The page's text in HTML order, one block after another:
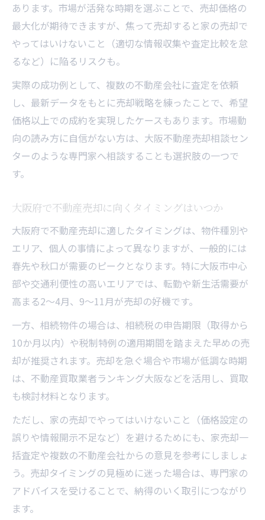
あります。市場が活発な時期を選ぶことで、売却価格の
最大化が期待できますが、焦って売却すると家の売却で
やってはいけないこと（適切な情報収集や査定比較を怠
るなど）に陥るリスクも。
実際の成功例として、複数の不動産会社に査定を依頼
し、最新データをもとに売却戦略を練ったことで、希望
価格以上での成約を実現したケースもあります。市場動
向の読み方に自信がない方は、大阪不動産売却相談セン
ターのような専門家へ相談することも選択肢の一つで
す。
大阪府で不動産売却に向くタイミングはいつか
大阪府で不動産売却に適したタイミングは、物件種別や
エリア、個人の事情によって異なりますが、一般的には
春先や秋口が需要のピークとなります。特に大阪市中心
部や交通利便性の高いエリアでは、転勤や新生活需要が
高まる2～4月、9～11月が売却の好機です。
一方、相続物件の場合は、相続税の申告期限（取得から
10か月以内）や税制特例の適用期間を踏まえた早めの売
却が推奨されます。売却を急ぐ場合や市場が低調な時期
は、不動産買取業者ランキング大阪などを活用し、買取
も検討材料となります。
ただし、家の売却でやってはいけないこと（価格設定の
誤りや情報開示不足など）を避けるためにも、家売却一
括査定や複数の不動産会社からの意見を参考にしましょ
う。売却タイミングの見極めに迷った場合は、専門家の
アドバイスを受けることで、納得のいく取引につながり
ます。